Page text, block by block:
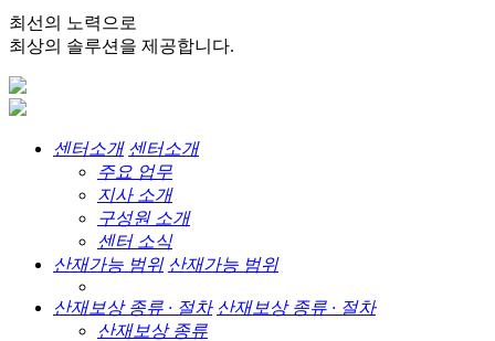
최선의 노력으로
최상의 솔루션을 제공합니다.
센터소개 센터소개
주요 업무
지사 소개
구성원 소개
센터 소식
산재가능 범위 산재가능 범위
산재보상 종류 · 절차 산재보상 종류 · 절차
산재보상 종류